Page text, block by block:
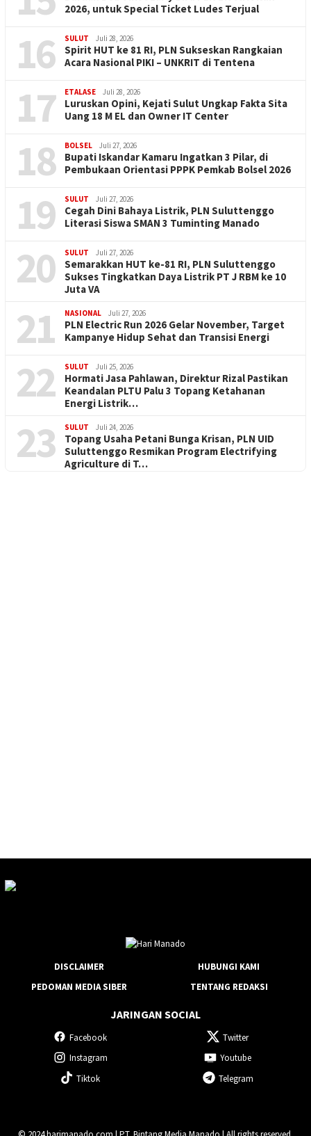
2026, untuk Special Ticket Ludes Terjual
16 SULUT Juli 28, 2026
Spirit HUT ke 81 RI, PLN Sukseskan Rangkaian
Acara Nasional PIKI – UNKRIT di Tentena
17 ETALASE Juli 28, 2026
Luruskan Opini, Kejati Sulut Ungkap Fakta Sita
Uang 18 M EL dan Owner IT Center
18 BOLSEL Juli 27, 2026
Bupati Iskandar Kamaru Ingatkan 3 Pilar, di
Pembukaan Orientasi PPPK Pemkab Bolsel 2026
19 SULUT Juli 27, 2026
Cegah Dini Bahaya Listrik, PLN Suluttenggo
Literasi Siswa SMAN 3 Tuminting Manado
20 SULUT Juli 27, 2026
Semarakkan HUT ke-81 RI, PLN Suluttenggo
Sukses Tingkatkan Daya Listrik PT J RBM ke 10
Juta VA
21 NASIONAL Juli 27, 2026
PLN Electric Run 2026 Gelar November, Target
Kampanye Hidup Sehat dan Transisi Energi
22 SULUT Juli 25, 2026
Hormati Jasa Pahlawan, Direktur Rizal Pastikan
Keandalan PLTU Palu 3 Topang Ketahanan
Energi Listrik…
23 SULUT Juli 24, 2026
Topang Usaha Petani Bunga Krisan, PLN UID
Suluttenggo Resmikan Program Electrifying
Agriculture di T…
DISCLAIMER
HUBUNGI KAMI
PEDOMAN MEDIA SIBER
TENTANG REDAKSI
JARINGAN SOCIAL
Facebook
Twitter
Instagram
Youtube
Tiktok
Telegram